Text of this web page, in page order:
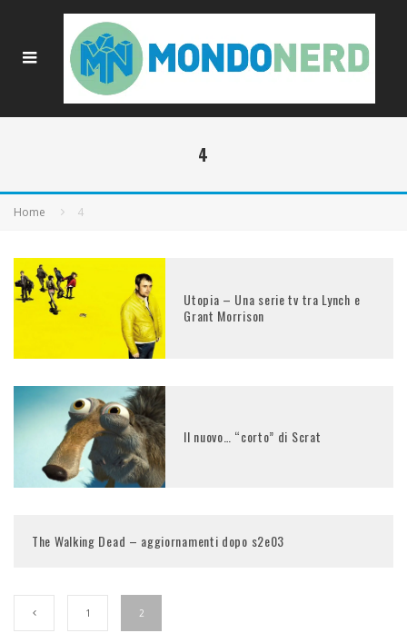
4
Home 4
Utopia – Una serie tv tra Lynch e
Grant Morrison
Il nuovo… “corto” di Scrat
The Walking Dead – aggiornamenti dopo s2e03
1 2